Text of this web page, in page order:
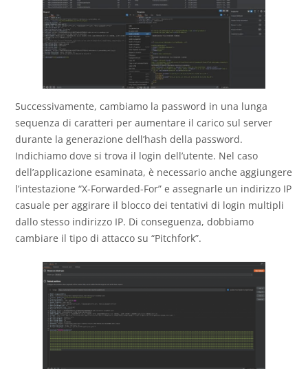
Successivamente, cambiamo la password in una lunga
sequenza di caratteri per aumentare il carico sul server
durante la generazione dell’hash della password.
Indichiamo dove si trova il login dell’utente. Nel caso
dell’applicazione esaminata, è necessario anche aggiungere
l’intestazione “X-Forwarded-For” e assegnarle un indirizzo IP
casuale per aggirare il blocco dei tentativi di login multipli
dallo stesso indirizzo IP. Di conseguenza, dobbiamo
cambiare il tipo di attacco su “Pitchfork”.